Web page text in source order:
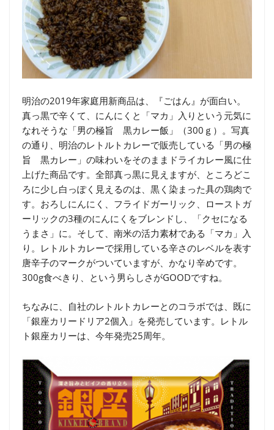
明治の2019年家庭用新商品は、『ごはん』が面白い。
真っ黒で辛くて、にんにくと「マカ」入りという元気に
なれそうな「男の極旨 黒カレー飯」（300ｇ）。写真
の通り、明治のレトルトカレーで販売している「男の極
旨 黒カレー」の味わいをそのままドライカレー風に仕
上げた商品です。全部真っ黒に見えますが、ところどこ
ろに少し白っぽく見えるのは、黒く染まった具の鶏肉で
す。おろしにんにく、フライドガーリック、ローストガ
ーリックの3種のにんにくをブレンドし、「クセになる
うまさ」に。そして、南米の活力素材である「マカ」入
り。レトルトカレーで採用している辛さのレベルを表す
唐辛子のマークがついていますが、かなり辛めです。
300g食べきり、という男らしさがGOODですね。
ちなみに、自社のレトルトカレーとのコラボでは、既に
「銀座カリードリア2個入」を発売しています。レトル
ト銀座カリーは、今年発売25周年。